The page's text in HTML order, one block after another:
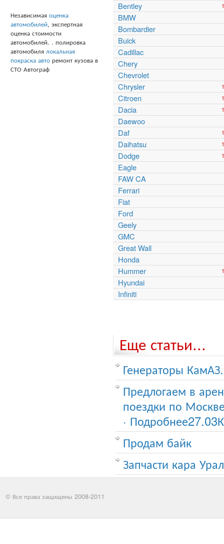
Независимая оценка
автомобилей, экспертная
оценка стоимости
автомобилей. . полировка
автомобиля локальная
покраска авто ремонт кузова в
СТО Автограф
Bentley
BMW
Bombardier
Buick
Cadillac
Chery
Chevrolet
Chrysler
Citroen
Dacia
Daewoo
Daf
Daihatsu
Dodge
Eagle
FAW CA
Ferrari
Fiat
Ford
Geely
GMC
Great Wall
Honda
Hummer
Hyundai
Infiniti
Еще статьи...
Генераторы КамАЗ.
Предлогаем в
поездки по
·
Продам байк
Запчасти кара
© Все права защищены 2008-2011